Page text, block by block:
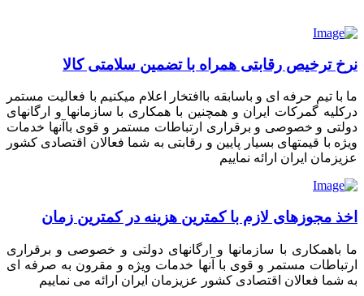
نرخ ترخیص رقابتی همراه با تضمین سلامتی کالا
ما با تیم حرفه ای و باسابقه باافتخار اعلام میکنیم با فعالیت مستمر
درکلیه گمرکات ایران و همچنین با همکاری با سازمانها و ارگانهای
دولتی و خصوصی و برقراری ارتباطات مستمر و قوی باآنها خدمات
ویژه با قیمتهای بسیار پایین و رقابتی به شما فعالان اقتصادی کشور
عزیزمان ایران ارائه نماییم
اخذ مجوزهای لازم با کمترین هزینه در کمترین زمان
ما باهمکاری با سازمانها و ارگانهای دولتی و خصوصی و برقراری
ارتباطات مستمر و قوی با آنها خدمات ویژه و مقرون به صرفه ای
به شما فعالان اقتصادی کشور عزیزمان ایران ارائه می نماییم